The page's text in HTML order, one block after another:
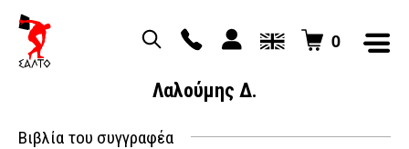
0
Λαλούμης Δ.
Βιβλία του συγγραφέα